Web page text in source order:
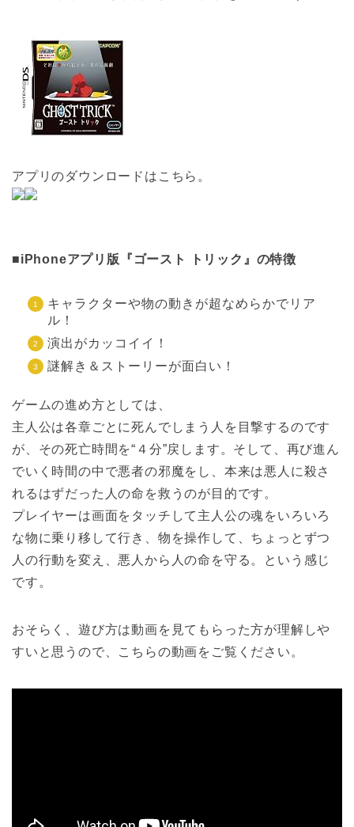
アプリのダウンロードはこちら。
■iPhoneアプリ版『ゴースト トリック』の特徴
キャラクターや物の動きが超なめらかでリア
ル！
演出がカッコイイ！
謎解き＆ストーリーが面白い！
ゲームの進め方としては、
主人公は各章ごとに死んでしまう人を目撃するのです
が、その死亡時間を“４分”戻します。そして、再び進ん
でいく時間の中で悪者の邪魔をし、本来は悪人に殺さ
れるはずだった人の命を救うのが目的です。
プレイヤーは画面をタッチして主人公の魂をいろいろ
な物に乗り移して行き、物を操作して、ちょっとずつ
人の行動を変え、悪人から人の命を守る。という感じ
です。
おそらく、遊び方は動画を見てもらった方が理解しや
すいと思うので、こちらの動画をご覧ください。